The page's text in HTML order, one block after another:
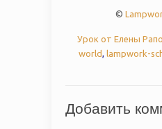
©
Урок от Елены
world, lampwork-
Добавить